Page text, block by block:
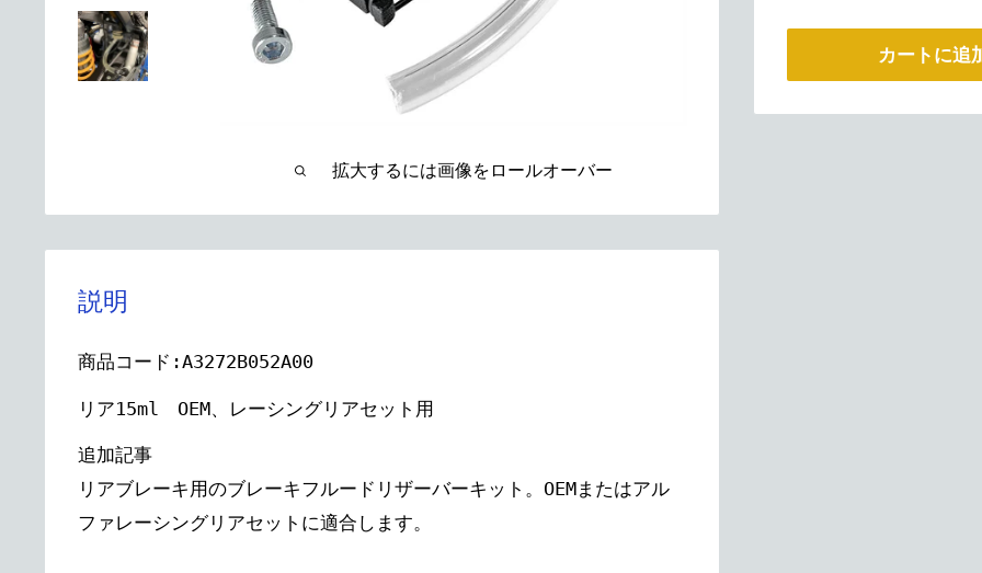
拡大するには画像をロールオーバー
カートに追
説明
商品コード:A3272B052A00
リア15ml OEM、レーシングリアセット用
追加記事
リアブレーキ用のブレーキフルードリザーバーキット。OEMまたはアル
ファレーシングリアセットに適合します。